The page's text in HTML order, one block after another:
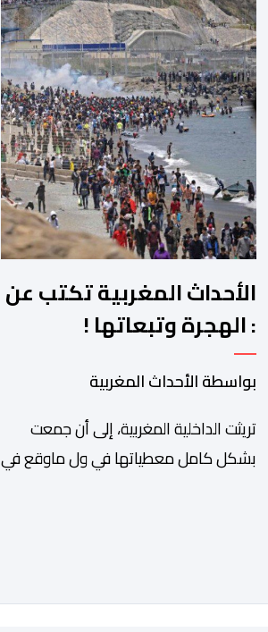
وأعرب العاهل الإسباني، في هذه البرقية،
باسمه الخاص وباسم الحكومة والشعب
الإسبانيين، عن أحر تهانيه وأطيب تمنياته
بالسعادة والصحة لشقيقه جلالة الملك،
وبالمزيد من الازدهار والرفاه للشعب
المغربي. […]
الأحداث المغربية تكتب عن
: الهجرة وتبعاتها !
بواسطة الأحداث المغربية
تريثت الداخلية المغربية، إلى أن جمعت
بشكل كامل معطياتها في ول ماوقع في
انتهى عليه.ولمن اتتقدوا الصمت